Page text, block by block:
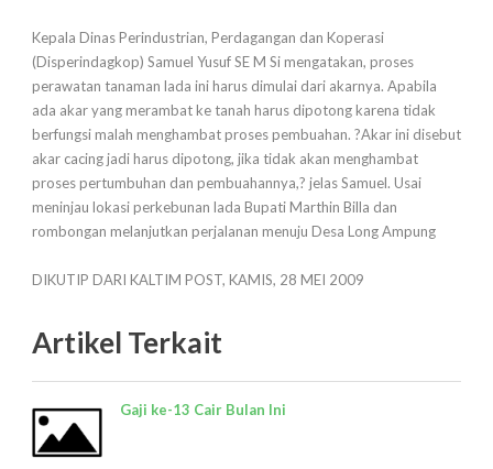
Kepala Dinas Perindustrian, Perdagangan dan Koperasi
(Disperindagkop) Samuel Yusuf SE M Si mengatakan, proses
perawatan tanaman lada ini harus dimulai dari akarnya. Apabila
ada akar yang merambat ke tanah harus dipotong karena tidak
berfungsi malah menghambat proses pembuahan. ?Akar ini disebut
akar cacing jadi harus dipotong, jika tidak akan menghambat
proses pertumbuhan dan pembuahannya,? jelas Samuel. Usai
meninjau lokasi perkebunan lada Bupati Marthin Billa dan
rombongan melanjutkan perjalanan menuju Desa Long Ampung
DIKUTIP DARI KALTIM POST, KAMIS, 28 MEI 2009
Artikel Terkait
Gaji ke-13 Cair Bulan Ini